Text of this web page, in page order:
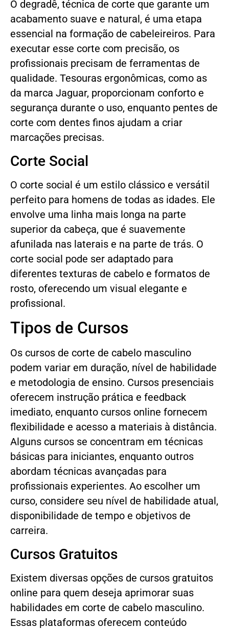
O degradê, técnica de corte que garante um
acabamento suave e natural, é uma etapa
essencial na formação de cabeleireiros. Para
executar esse corte com precisão, os
profissionais precisam de ferramentas de
qualidade. Tesouras ergonômicas, como as
da marca Jaguar, proporcionam conforto e
segurança durante o uso, enquanto pentes de
corte com dentes finos ajudam a criar
marcações precisas.
Corte Social
O corte social é um estilo clássico e versátil
perfeito para homens de todas as idades. Ele
envolve uma linha mais longa na parte
superior da cabeça, que é suavemente
afunilada nas laterais e na parte de trás. O
corte social pode ser adaptado para
diferentes texturas de cabelo e formatos de
rosto, oferecendo um visual elegante e
profissional.
Tipos de Cursos
Os cursos de corte de cabelo masculino
podem variar em duração, nível de habilidade
e metodologia de ensino. Cursos presenciais
oferecem instrução prática e feedback
imediato, enquanto cursos online fornecem
flexibilidade e acesso a materiais à distância.
Alguns cursos se concentram em técnicas
básicas para iniciantes, enquanto outros
abordam técnicas avançadas para
profissionais experientes. Ao escolher um
curso, considere seu nível de habilidade atual,
disponibilidade de tempo e objetivos de
carreira.
Cursos Gratuitos
Existem diversas opções de cursos gratuitos
online para quem deseja aprimorar suas
habilidades em corte de cabelo masculino.
Essas plataformas oferecem conteúdo